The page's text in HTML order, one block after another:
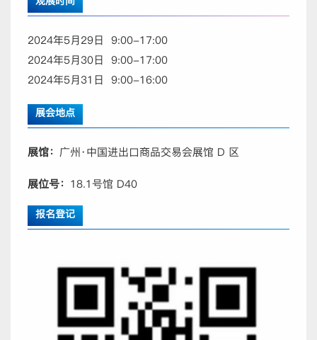
2024年5月29日 9:00-17:00
2024年5月30日 9:00-17:00
2024年5月31日 9:00-16:00
展会地点
展馆： 广州·中国进出口商品交易会展馆 D 区
展位号： 18.1号馆 D40
报名登记